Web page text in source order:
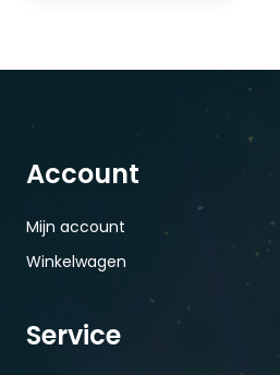
Account
Mijn account
Winkelwagen
Service